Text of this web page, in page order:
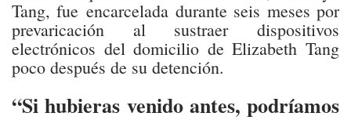
Tang, fue encarcelada durante seis meses por
prevaricación al sustraer dispositivos
electrónicos del domicilio de Elizabeth Tang
poco después de su detención.
“Si hubieras venido antes, podríamos